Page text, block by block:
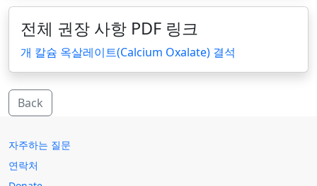
전체 권장 사항 PDF 링크
개 칼슘 옥살레이트(Calcium Oxalate) 결석
Back
자주하는 질문
연락처